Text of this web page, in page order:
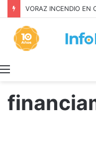
Inquilinos alertan por